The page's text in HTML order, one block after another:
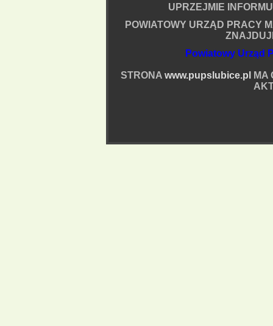
UPRZEJMIE
POWIATOWY URZĄD PRACY
Powiatowy Urząd
STRONA www.pupslubice.pl
MA